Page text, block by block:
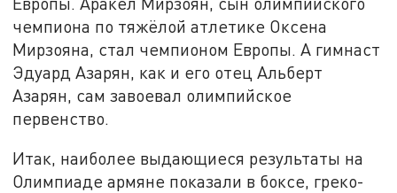
чемпиона по тяжёлой атлетике Оксена
Мирзояна, стал чемпионом Европы. А гимнаст
Эдуард Азарян, как и его отец Альберт
Азарян, сам завоевал олимпийское
первенство.
Итак, наиболее выдающиеся результаты на
Олимпиаде армяне показали в боксе, греко-